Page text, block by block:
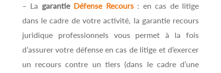
– La garantie Défense Recours: en cas de litige
dans le cadre de votre activité, la garantie recours
juridique professionnels vous permet à la fois
d’assurer votre défense en cas de litige et d’exercer
un recours contre un tiers (dans le cadre d’une